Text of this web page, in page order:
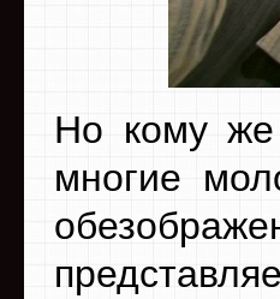
Но кому же
многие